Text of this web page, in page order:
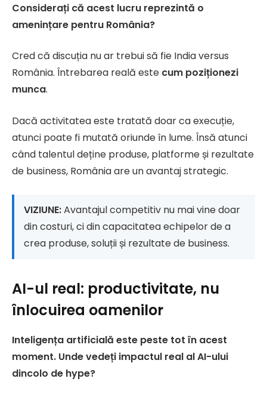
Considerați că acest lucru reprezintă o
amenințare pentru România?
Cred că discuția nu ar trebui să fie India versus
România. Întrebarea reală este cum poziționezi
munca.
Dacă activitatea este tratată doar ca execuție,
atunci poate fi mutată oriunde în lume. Însă atunci
când talentul deține produse, platforme și rezultate
de business, România are un avantaj strategic.
VIZIUNE:Avantajul competitiv nu mai vine doar
din costuri, ci din capacitatea echipelor de a
crea produse, soluții și rezultate de business.
AI-ul real: productivitate, nu
înlocuirea oamenilor
Inteligența artificială este peste tot în acest
moment. Unde vedeți impactul real al AI-ului
dincolo de hype?